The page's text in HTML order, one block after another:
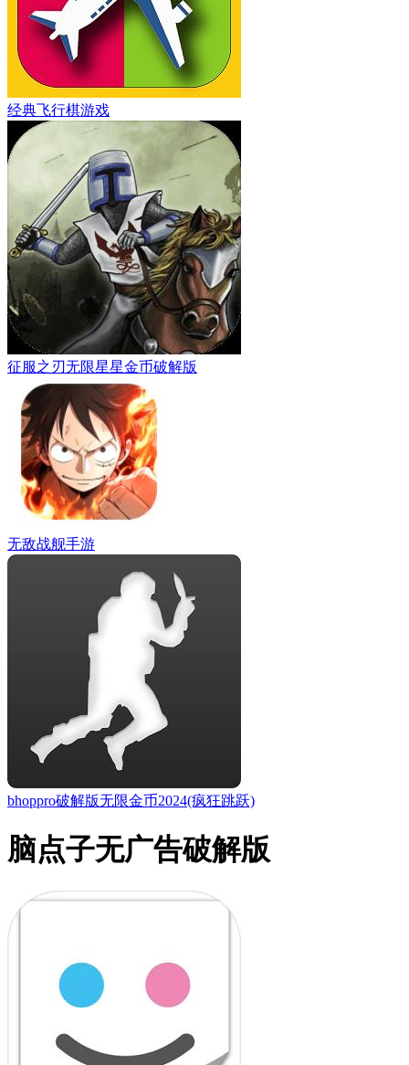
经典飞行棋游戏
征服之刃无限星星金币破解版
无敌战舰手游
bhoppro破解版无限金币2024(疯狂跳跃)
脑点子无广告破解版